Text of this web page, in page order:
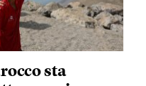
sta